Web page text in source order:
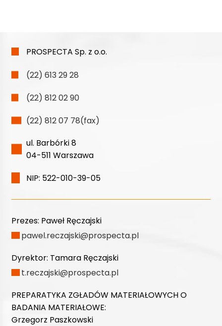
PROSPECTA Sp. z o.o.
(22) 613 29 28
(22) 812 02 90
(22) 812 07 78(fax)
ul. Barbórki 8
04-511 Warszawa
NIP: 522-010-39-05
Prezes: Paweł Ręczajski
pawel.reczajski@prospecta.pl
Dyrektor: Tamara Ręczajski
t.reczajski@prospecta.pl
PREPARATYKA ZGŁADÓW MATERIAŁOWYCH O
BADANIA MATERIAŁOWE:
Grzegorz Paszkowski